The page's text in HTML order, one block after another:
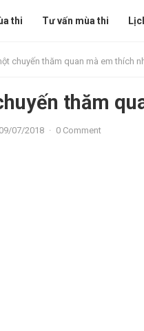
thi Tư vấn mùa thi
chuyến thăm quan mà em thích
thăm
09/07/2018 · 0 Comment